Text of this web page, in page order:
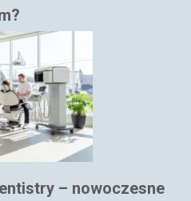
– nowoczesne